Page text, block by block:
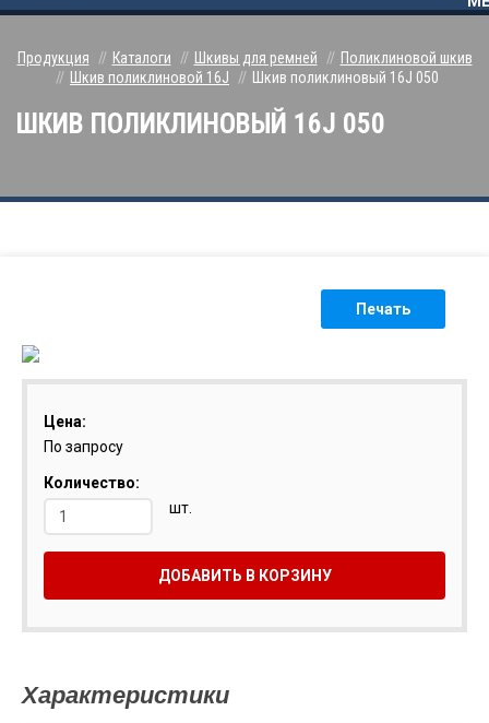
Продукция Каталоги Шкивы для ремней
Поликлиновой шкив
Шкив поликлиновой 16J
Шкив поликлиновый 16J 050
ШКИВ ПОЛИКЛИНОВЫЙ 16J 050
Печать
Цена:
По запросу
Количество:
шт.
ДОБАВИТЬ В КОРЗИНУ
Характеристики